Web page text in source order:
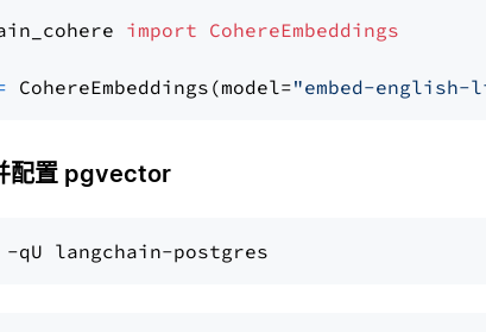
import CohereEmbeddings
CohereEmbeddings(model="embed-
配置 pgvector